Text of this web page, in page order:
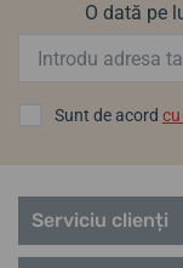
O dată pe
Sunt de acord
Serviciu clienți